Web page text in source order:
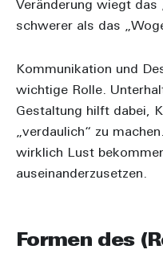
Veränderung wiegt das
schwerer als das
Kommunikation und
wichtige Rolle.
Gestaltung hilft dabei,
„verdaulich“ zu
wirklich Lust
auseinanderzusetzen.
Formen des